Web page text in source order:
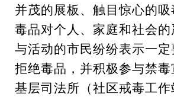
并茂的展板、触目惊心的
毒品对个人、家庭和社会
与活动的市民纷纷表示一定
拒绝毒品，并积极参与禁毒
基层司法所（社区戒毒工